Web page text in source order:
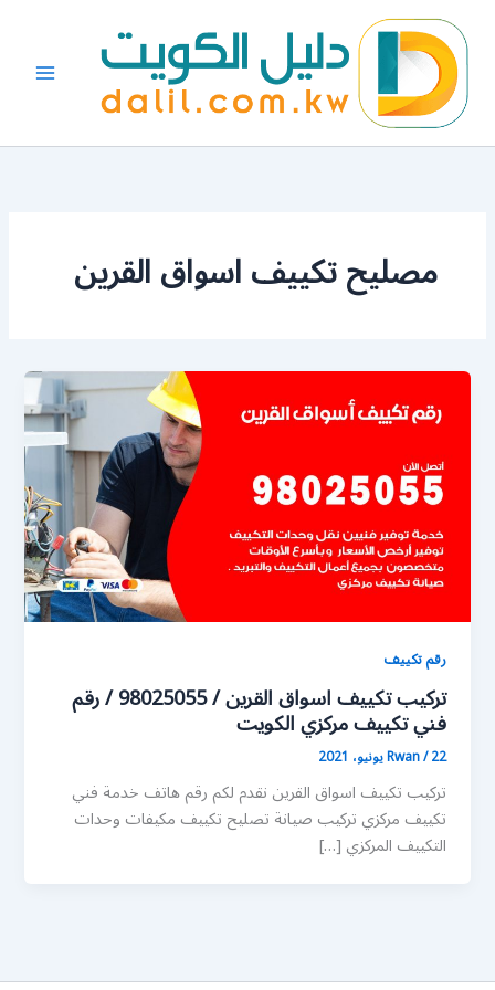
المحتوى
مصليح تكييف اسواق القرين
رقم تكييف
تركيب تكييف اسواق القرين / 98025055 / رقم
فني تكييف مركزي الكويت
Rwan/22 يونيو، 2021
تركيب تكييف اسواق القرين نقدم لكم رقم هاتف خدمة فني
تكييف مركزي تركيب صيانة تصليح تكييف مكيفات وحدات
التكييف المركزي […]